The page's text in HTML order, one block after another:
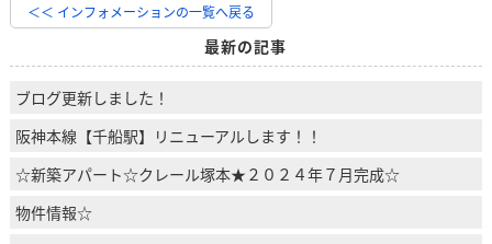
＜＜ インフォメーションの一覧へ戻る
最新の記事
ブログ更新しました！
阪神本線【千船駅】リニューアルします！！
☆新築アパート☆クレール塚本★２０２４年７月完成☆
物件情報☆